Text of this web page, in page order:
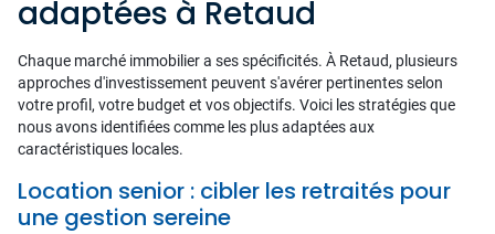
adaptées à Retaud
Chaque marché immobilier a ses spécificités. À Retaud, plusieurs
approches d'investissement peuvent s'avérer pertinentes selon
votre profil, votre budget et vos objectifs. Voici les stratégies que
nous avons identifiées comme les plus adaptées aux
caractéristiques locales.
Location senior : cibler les retraités pour
une gestion sereine